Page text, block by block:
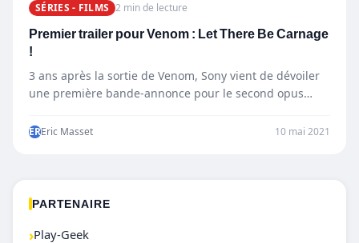
SÉRIES - FILMS 2 min de lecture
Premier trailer pour Venom : Let There Be Carnage
!
3 ans après la sortie de Venom, Sony vient de dévoiler
une première bande-annonce pour le second opus…
EREric Masset 10 mai 2021
PARTENAIRE
›Play-Geek